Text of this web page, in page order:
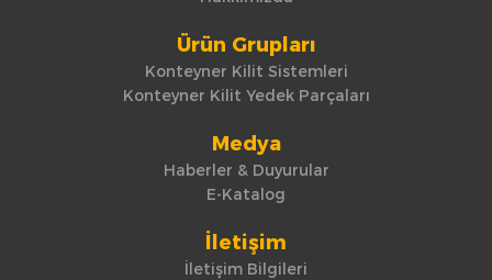
Ürün Grupları
Konteyner Kilit Sistemleri
Konteyner Kilit Yedek Parçaları
Medya
Haberler & Duyurular
E-Katalog
İletişim
İletişim Bilgileri